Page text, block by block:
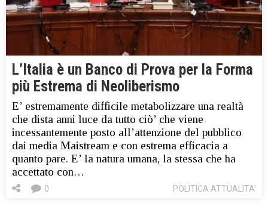
L’Italia è un Banco di Prova per la Forma
più Estrema di Neoliberismo
E’ estremamente difficile metabolizzare una realtà
che dista anni luce da tutto ciò’ che viene
incessantemente posto all’attenzione del pubblico
dai media Maistream e con estrema efficacia a
quanto pare. E’ la natura umana, la stessa che ha
accettato con…
POLITICA ATTUALITA'
0